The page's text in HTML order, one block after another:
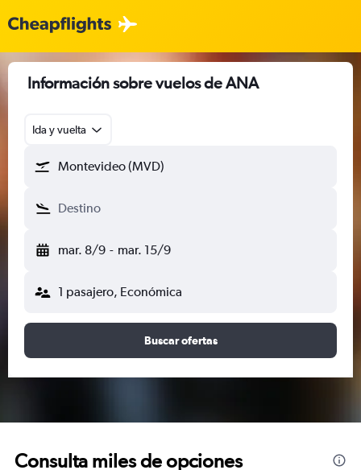
Información sobre vuelos de ANA
Ida y vuelta
Montevideo (MVD)
Destino
mar. 8/9 - mar. 15/9
1 pasajero, Económica
Buscar ofertas
Consulta miles de opciones